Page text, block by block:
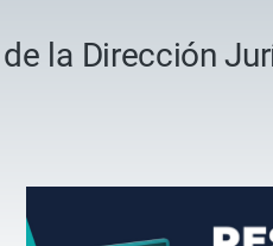
la Dirección